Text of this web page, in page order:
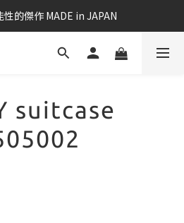
的傑作 MADE in JAPAN
suitcase